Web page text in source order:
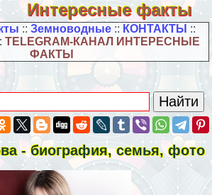
Интересные факты
:: Земноводные:: КОНТАКТЫ ::
TELEGRAM-КАНАЛ ИНТЕРЕСНЫЕ
ФАКТЫ
- биография, семья, фото